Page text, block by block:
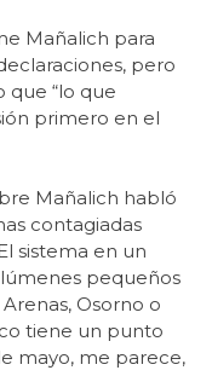
Mañalich para
pero
que “lo que
primero en el
Mañalich habló
contagiadas
sistema en un
pequeños
Osorno o
tiene un punto
mayo, me parece,